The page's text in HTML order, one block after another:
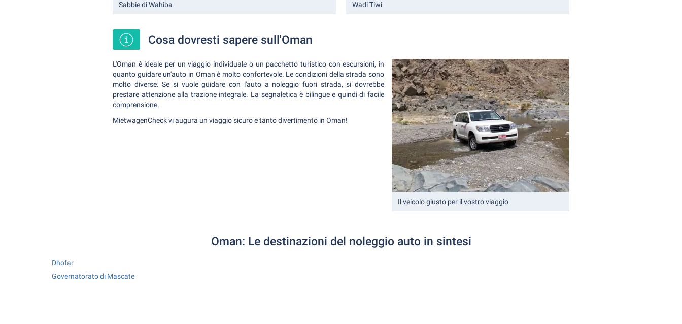
Sabbie di Wahiba Wadi Tiwi
Cosa dovresti sapere sull'Oman
Il veicolo giusto per il vostro viaggio
L'Oman è ideale per un viaggio individuale o un pacchetto turistico con escursioni, in
quanto guidare un'auto in Oman è molto confortevole. Le condizioni della strada sono
molto diverse. Se si vuole guidare con l'auto a noleggio fuori strada, si dovrebbe
prestare attenzione alla trazione integrale. La segnaletica è bilingue e quindi di facile
comprensione.
MietwagenCheck vi augura un viaggio sicuro e tanto divertimento in Oman!
Oman: Le destinazioni del noleggio auto in sintesi
Dhofar
Governatorato di Mascate